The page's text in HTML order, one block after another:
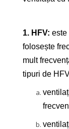
1. HFV: este
folosește
mult
tipuri de